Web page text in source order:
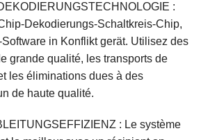
:
Dekodierungs-Schaltkreis-Chip,
in Konflikt gerät. Utilisez des
grande qualité, les transports de
les éliminations dues à des
de haute qualité.
: Le système